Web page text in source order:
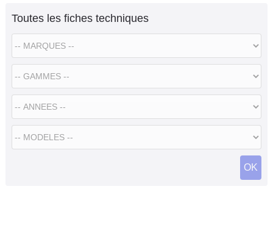
Toutes les fiches techniques